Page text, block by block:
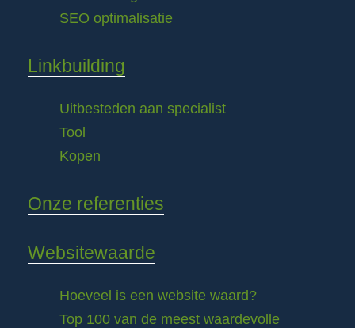
SEO optimalisatie
Linkbuilding
Uitbesteden aan specialist
Tool
Kopen
Onze referenties
Websitewaarde
Hoeveel is een website waard?
Top 100 van de meest waardevolle